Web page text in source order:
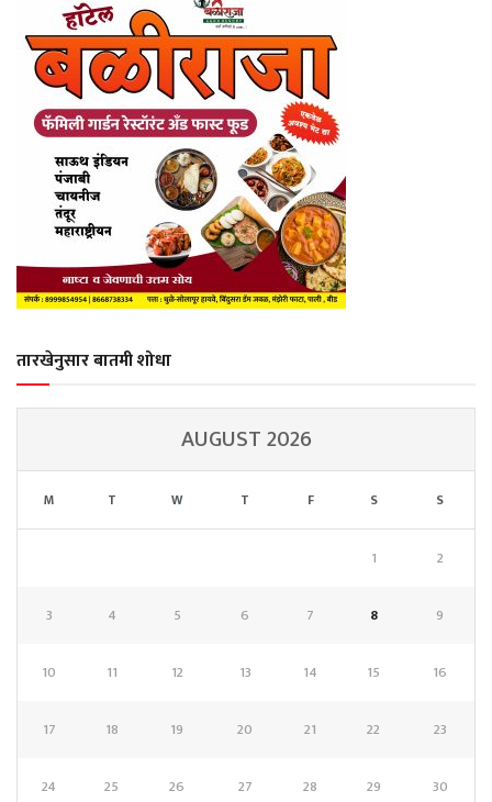
तारखेनुसार बातमी शोधा
AUGUST 2026
M T W T F S S
1 2
3 4 5 6 7 8 9
10 11 12 13 14 15 16
17 18 19 20 21 22 23
24 25 26 27 28 29 30